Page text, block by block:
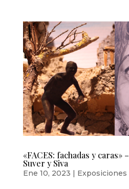
«FACES: fachadas y caras»
Suver y Siva
Ene 10, 2023 | Exposiciones